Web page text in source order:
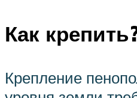
Как
Крепление